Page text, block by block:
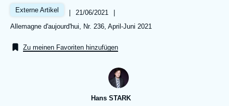
Veröffentlichungen
Veranstaltungen
Anmelden
Über ifri Häufige Suchanfragen
Externe Artikel |
Date
de
21/06/2021
|
Références
Allemagne d'aujourd'hui, Nr. 236, April-Juni 2021
Zu meinen Favoriten hinzufügen
Hans STARK